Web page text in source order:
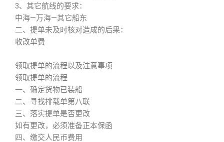
3、其它航线的要求：
中海—万海—其它船东
二、提单未及时核对造成的后果：
收改单费
领取提单的流程以及注意事项
领取提单的流程
一、确定货物已装船
二、寻找排载单第八联
三、落实提单是否更改
如有更改，必须准备正本保函
四、缴交人民币费用